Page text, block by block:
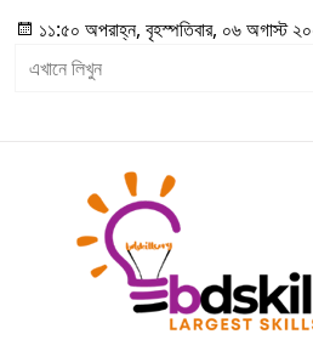
১১:৫০ অপরাহ্ন, বৃহস্পতিবার, ০৬ অগাস্ট